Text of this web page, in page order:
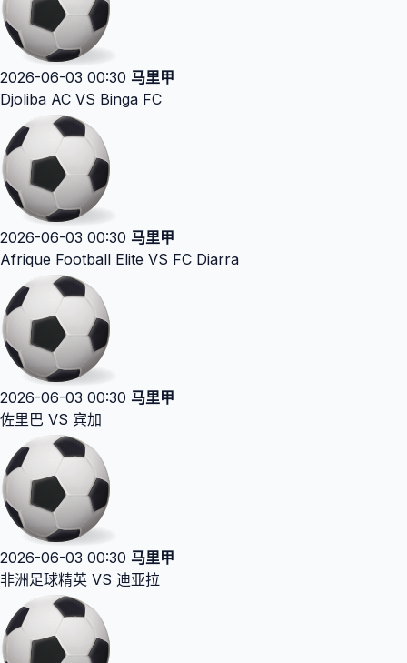
2026-06-03 00:30 马里甲
Djoliba AC VS Binga FC
2026-06-03 00:30 马里甲
Afrique Football Elite VS FC Diarra
2026-06-03 00:30 马里甲
佐里巴 VS 宾加
2026-06-03 00:30 马里甲
非洲足球精英 VS 迪亚拉